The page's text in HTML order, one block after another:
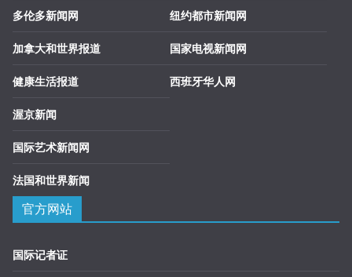
多伦多新闻网
加拿大和世界报道
健康生活报道
渥京新闻
国际艺术新闻网
法国和世界新闻
纽约都市新闻网
国家电视新闻网
西班牙华人网
官方网站
国际记者证